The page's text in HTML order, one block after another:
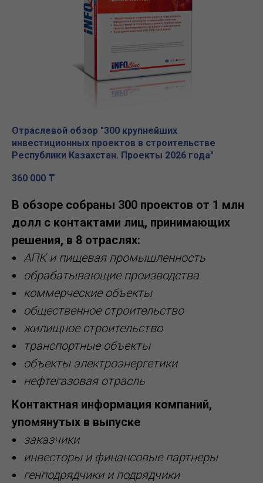
Отраслевой обзор "300 крупнейших
инвестиционных проектов в строительстве
Республики Казахстан. Проекты 2026 года"
360 000 ₸
В обзоре собраны 300 проектов от 1 млн
долл с контактами лиц, принимающих
решения, в 8 отраслях:
АПК и пищевая промышленность
обрабатывающие производства
коммерческие объекты
общественное строительство
жилищное строительство
транспортные объекты
объекты электроэнергетики
нефтегазовая отрасль
Контактная информация компаний,
упомянутых в выпуске
заказчики
инвесторы и финансовые партнеры
генподрядчики и подрядчики